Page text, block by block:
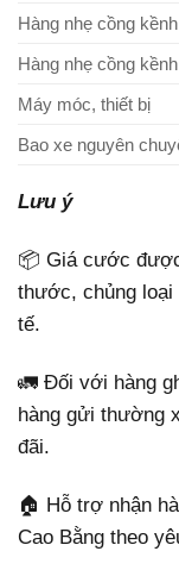
Hàng nhẹ cồng
Hàng nhẹ cồng
Máy móc, thiết bị
Bao xe nguyên
Lưu ý
📦 Giá cước
thước, chủng loại
tế.
🚛 Đối với hàng
hàng gửi thường
đãi.
🏠 Hỗ trợ nhận
Cao Bằng theo